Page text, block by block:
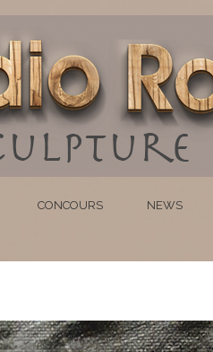
CONCOURS NEWS